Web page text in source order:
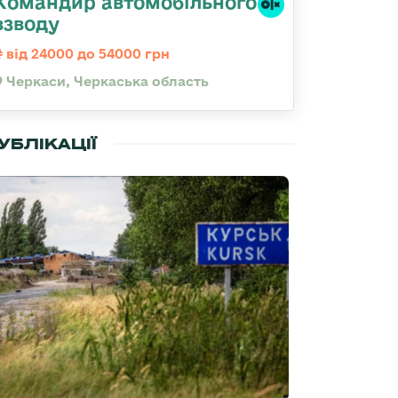
від 24000 до 54000 грн
Черкаси, Черкаська область